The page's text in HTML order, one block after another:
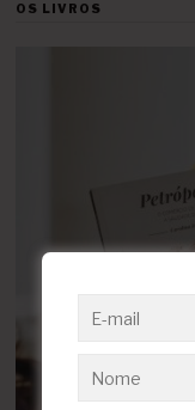
OS LIVROS